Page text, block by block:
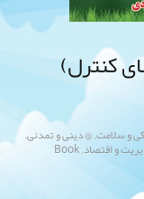
کنترل)
و سلامت,@ دینی و تمدنی,
و اقتصاد,
Book